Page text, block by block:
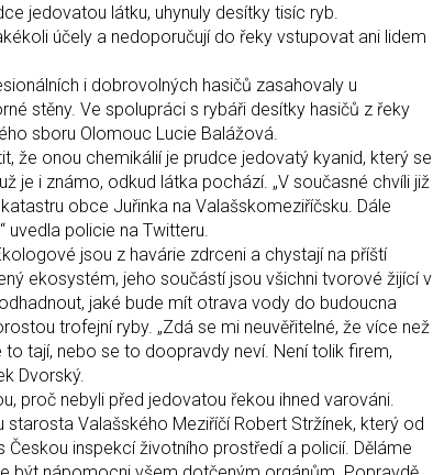
jedovatou látku, uhynuly desítky tisíc ryb.
účely a nedoporučují do řeky vstupovat ani lidem
i dobrovolných hasičů zasahovaly u
stěny. Ve spolupráci s rybáři desítky hasičů z řeky
sboru Olomouc Lucie Balážová.
že onou chemikálií je prudce jedovatý kyanid, který se
je i známo, odkud látka pochází. „V současné chvíli již
obce Juřinka na Valašskomeziříčsku. Dále
policie na Twitteru.
jsou z havárie zdrceni a chystají na příští
ekosystém, jeho součástí jsou všichni tvorové žijící v
jaké bude mít otrava vody do budoucna
trofejní ryby. „Zdá se mi neuvěřitelné, že více než
tají, nebo se to doopravdy neví. Není tolik firem,
Dvorský.
proč nebyli před jedovatou řekou ihned varováni.
Valašského Meziříčí Robert Stržínek, který od
inspekcí životního prostředí a policií. Děláme